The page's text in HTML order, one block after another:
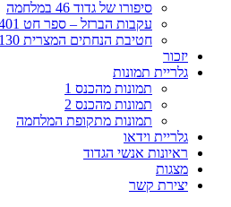
סיפורו של גדוד 46 במלחמה
עקבות הברזל – ספר חט 401 ליום כיפור
חטיבת הנחתים המצרית 130
יזכור
גלריית תמונות
תמונות מהכנס 1
תמונות מהכנס 2
תמונות מתקופת המלחמה
גלריית וידאו
ראיונות אנשי הגדוד
מצגות
יצירת קשר